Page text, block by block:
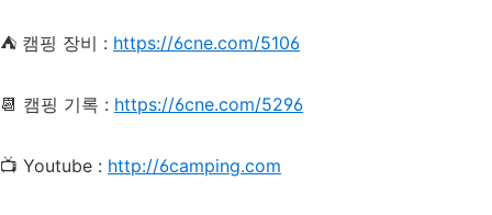
⛺️ 캠핑 장비 : https://6cne.com/5106
📆 캠핑 기록 : https://6cne.com/5296
📺 Youtube : http://6camping.com